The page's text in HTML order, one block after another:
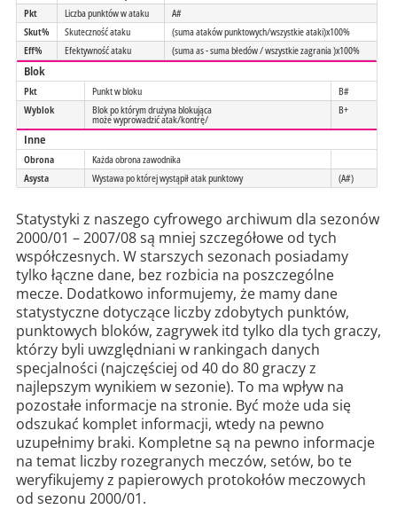
Pkt
Liczba punktów w ataku
A#
Skut%
Skuteczność ataku
(suma ataków punktowych/wszystkie ataki)x100%
Eff%
Efektywność ataku (suma as - suma błedów / wszystkie zagrania )x100%
Blok
Pkt Punkt w bloku
B#
Wyblok
Blok po którym drużyna blokująca
może wyprowadzić atak/kontrę/
B+
Inne
Obrona
Każda obrona zawodnika
Asysta
Wystawa po której wystąpił atak punktowy (A#)
Statystyki z naszego cyfrowego archiwum dla sezonów
2000/01 – 2007/08 są mniej szczegółowe od tych
współczesnych. W starszych sezonach posiadamy
tylko łączne dane, bez rozbicia na poszczególne
mecze. Dodatkowo informujemy, że mamy dane
statystyczne dotyczące liczby zdobytych punktów,
punktowych bloków, zagrywek itd tylko dla tych graczy,
którzy byli uwzględniani w rankingach danych
specjalności (najczęściej od 40 do 80 graczy z
najlepszym wynikiem w sezonie). To ma wpływ na
pozostałe informacje na stronie. Być może uda się
odszukać komplet informacji, wtedy na pewno
uzupełnimy braki. Kompletne są na pewno informacje
na temat liczby rozegranych meczów, setów, bo te
weryfikujemy z papierowych protokołów meczowych
od sezonu 2000/01.